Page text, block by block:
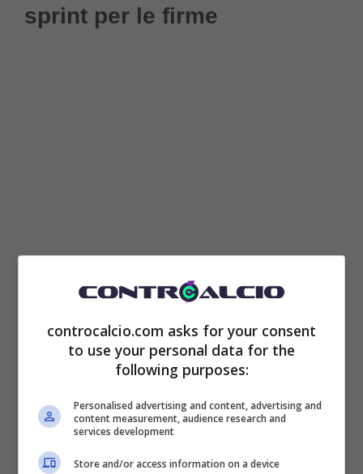
sprint per le firme
La cessione di Osimhen
essere fomalizzata. Il Napoli sta abbassando
le sue pretese e ha preso in considerazione
offerte inferiori rispetti al valore della clausola
rescissoria di 130 milioni.
Secondo quanto riferisce il
controcalcio.com asks for your consent
to use your personal data for the
following purposes:
Personalised advertising and content, advertising and
content measurement, audience research and
services development
Store and/or access information on a device